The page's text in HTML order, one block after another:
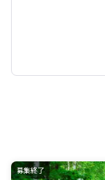
募集終了